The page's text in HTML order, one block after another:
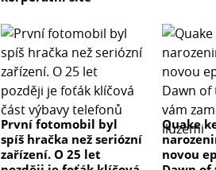
První fotomobil byl
spíš hračka než seriózní
zařízení. O 25 let
Quake
novou